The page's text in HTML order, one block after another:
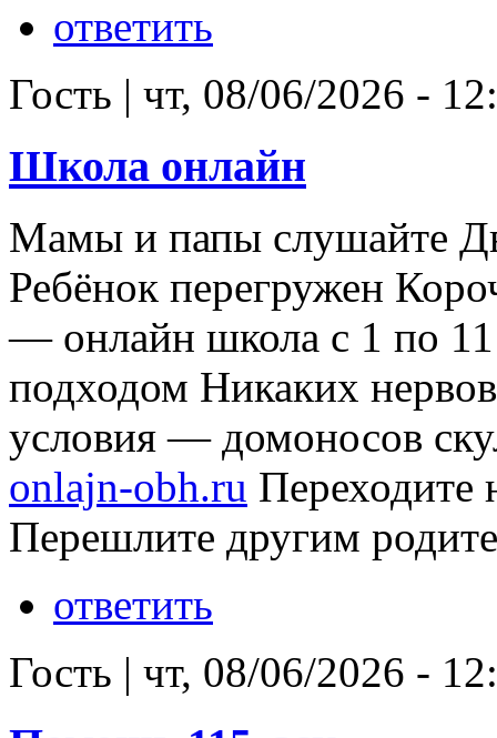
ответить
Гость | чт, 08/06/2026 -
Школа онлайн
Мамы и папы слушайте
Ребёнок перегружен
— онлайн школа с 1 по
подходом Никаких
условия — домоносов
onlajn-obh.ru Переходите
Перешлите другим
ответить
Гость | чт, 08/06/2026 -